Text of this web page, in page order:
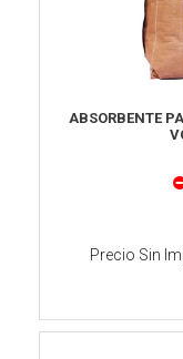
ABSORBENTE
Precio Sin